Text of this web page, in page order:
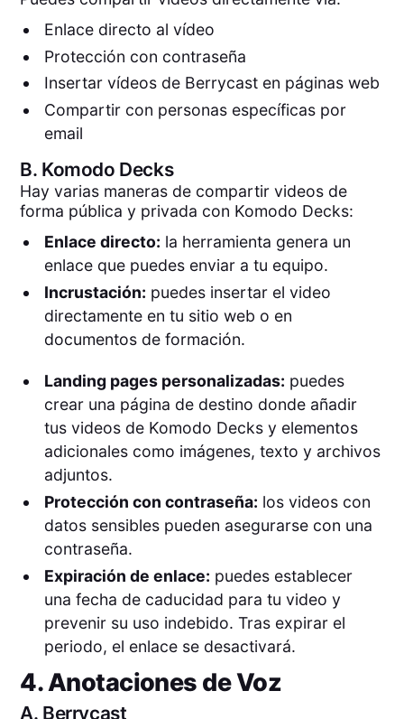
Enlace directo al vídeo
Protección con contraseña
Insertar vídeos de Berrycast en páginas web
Compartir con personas específicas por
email
B. Komodo Decks
Hay varias maneras de compartir videos de
forma pública y privada con Komodo Decks:
Enlace directo: la herramienta genera un
enlace que puedes enviar a tu equipo.
Incrustación: puedes insertar el video
directamente en tu sitio web o en
documentos de formación.
Landing pages personalizadas: puedes
crear una página de destino donde añadir
tus videos de Komodo Decks y elementos
adicionales como imágenes, texto y archivos
adjuntos.
Protección con contraseña: los videos con
datos sensibles pueden asegurarse con una
contraseña.
Expiración de enlace: puedes establecer
una fecha de caducidad para tu video y
prevenir su uso indebido. Tras expirar el
periodo, el enlace se desactivará.
4. Anotaciones de Voz
A. Berrycast